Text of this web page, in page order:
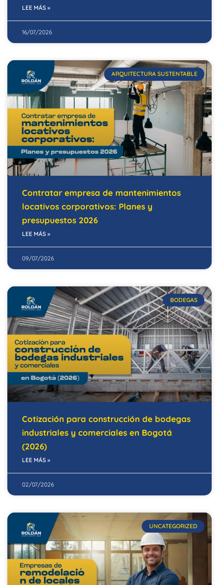
LEE MÁS »
16/07/2026
ARQUITECTURA SUSTENTABLE
Contratar empresa de mantenimientos
locativos corporativos: Planes y
presupuestos 2026
LEE MÁS »
09/07/2026
BODEGAS
Cotización para construcción de bodegas
industriales y comerciales en Bogotá
(2026)
LEE MÁS »
02/07/2026
UNCATEGORIZED